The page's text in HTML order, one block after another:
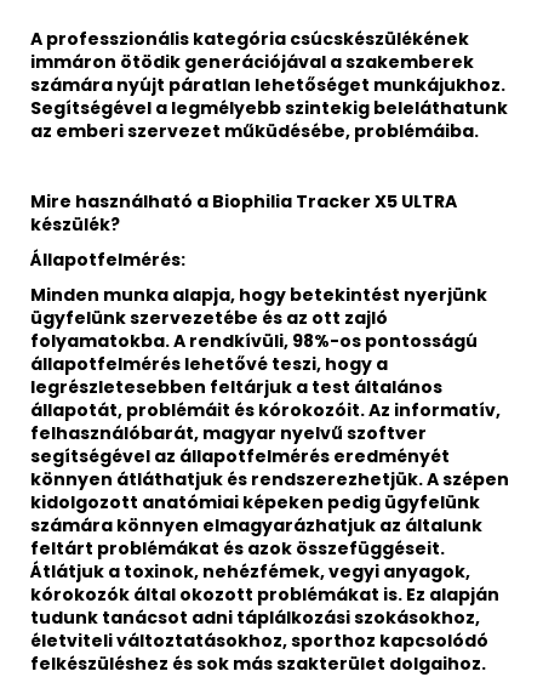
A professzionális kategória csúcskészülékének
immáron ötödik generációjával a szakemberek
számára nyújt páratlan lehetőséget munkájukhoz.
Segítségével a legmélyebb szintekig beleláthatunk
az emberi szervezet műküdésébe, problémáiba.
Mire használható a Biophilia Tracker X5 ULTRA
készülék?
Állapotfelmérés:
Minden munka alapja, hogy betekintést nyerjünk
ügyfelünk szervezetébe és az ott zajló
folyamatokba. A rendkívüli, 98%-os pontosságú
állapotfelmérés lehetővé teszi, hogy a
legrészletesebben feltárjuk a test általános
állapotát, problémáit és kórokozóit. Az informatív,
felhasználóbarát, magyar nyelvű szoftver
segítségével az állapotfelmérés eredményét
könnyen átláthatjuk és rendszerezhetjük. A szépen
kidolgozott anatómiai képeken pedig ügyfelünk
számára könnyen elmagyarázhatjuk az általunk
feltárt problémákat és azok összefüggéseit.
Átlátjuk a toxinok, nehézfémek, vegyi anyagok,
kórokozók által okozott problémákat is. Ez alapján
tudunk tanácsot adni táplálkozási szokásokhoz,
életviteli változtatásokhoz, sporthoz kapcsolódó
felkészüléshez és sok más szakterület dolgaihoz.